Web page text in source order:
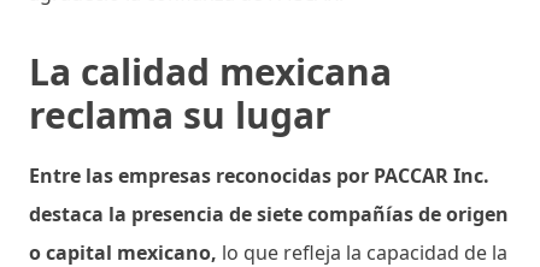
La calidad mexicana
reclama su lugar
Entre las empresas reconocidas por PACCAR Inc.
destaca la presencia de siete compañías de origen
o capital mexicano, lo que refleja la capacidad de la